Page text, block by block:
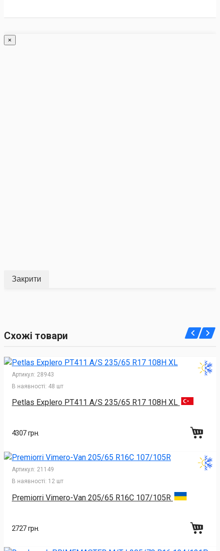
×
Закрити
Схожі товари
Артикул: 28943
В наявності: 48 шт
Petlas Explero PT411 A/S 235/65 R17 108H XL
4307 грн.
Артикул: 21149
В наявності: 12 шт
Premiorri Vimero-Van 205/65 R16C 107/105R
2727 грн.